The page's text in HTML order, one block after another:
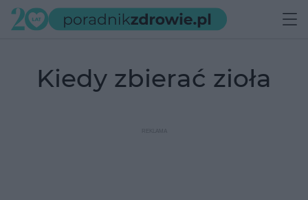
kiedy zbierać zioła